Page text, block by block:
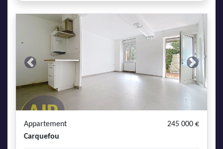
Previous Next
Appartement
245 000 €
Carquefou